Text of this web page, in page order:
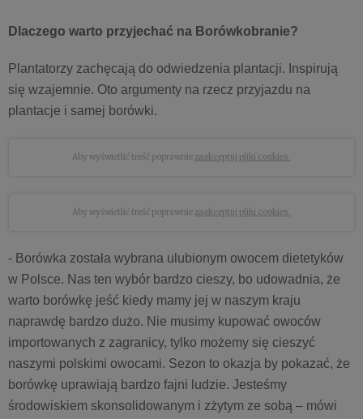
Dlaczego warto przyjechać na Borówkobranie?
Plantatorzy zachęcają do odwiedzenia plantacji. Inspirują
się wzajemnie. Oto argumenty na rzecz przyjazdu na
plantacje i samej borówki.
Aby wyświetlić treść poprawnie zaakceptuj pliki cookies.
Aby wyświetlić treść poprawnie zaakceptuj pliki cookies.
- Borówka została wybrana ulubionym owocem dietetyków
w Polsce. Nas ten wybór bardzo cieszy, bo udowadnia, że
warto borówkę jeść kiedy mamy jej w naszym kraju
naprawdę bardzo dużo. Nie musimy kupować owoców
importowanych z zagranicy, tylko możemy się cieszyć
naszymi polskimi owocami. Sezon to okazja by pokazać, że
borówkę uprawiają bardzo fajni ludzie. Jesteśmy
środowiskiem skonsolidowanym i zżytym ze sobą – mówi